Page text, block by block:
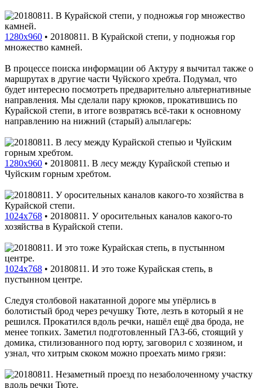
1280x960 • 20180811. В Курайской степи, у подножья гор
множество камней.
В процессе поиска информации об Актуру я вычитал также о
маршрутах в другие части Чуйского хребта. Подумал, что
будет интересно посмотреть предварительно альтернативные
направления. Мы сделали пару крюков, прокатившись по
Курайской степи, в итоге возвратясь всё-таки к основному
направлению на нижний (старый) альплагерь:
1280x960 • 20180811. В лесу между Курайской степью и
Чуйским горным хребтом.
1024x768 • 20180811. У оросительных каналов какого-то
хозяйства в Курайской степи.
1024x768 • 20180811. И это тоже Курайская степь, в
пустынном центре.
Следуя столбовой накатанной дороге мы упёрлись в
болотистый брод через речушку Тюте, лезть в который я не
решился. Прокатился вдоль речки, нашёл ещё два брода, не
менее топких. Заметил подготовленный ГАЗ-66, стоящий у
домика, стилизованного под юрту, заговорил с хозяином, и
узнал, что хитрым скоком можно проехать мимо грязи: